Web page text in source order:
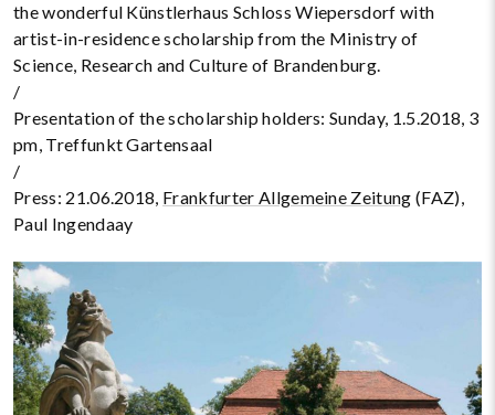
the wonderful Künstlerhaus Schloss Wiepersdorf with
artist-in-residence scholarship from the Ministry of
Science, Research and Culture of Brandenburg.
/
Presentation of the scholarship holders: Sunday, 1.5.2018, 3
pm, Treffunkt Gartensaal
/
Press: 21.06.2018, Frankfurter Allgemeine Zeitung (FAZ),
Paul Ingendaay